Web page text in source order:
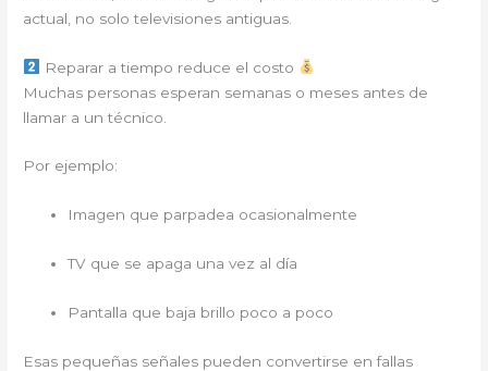
actual, no solo televisiones antiguas.
Reparar a tiempo reduce el costo
Muchas personas esperan semanas o meses antes de
llamar a un técnico.
Por ejemplo:
Imagen que parpadea ocasionalmente
TV que se apaga una vez al día
Pantalla que baja brillo poco a poco
Esas pequeñas señales pueden convertirse en fallas